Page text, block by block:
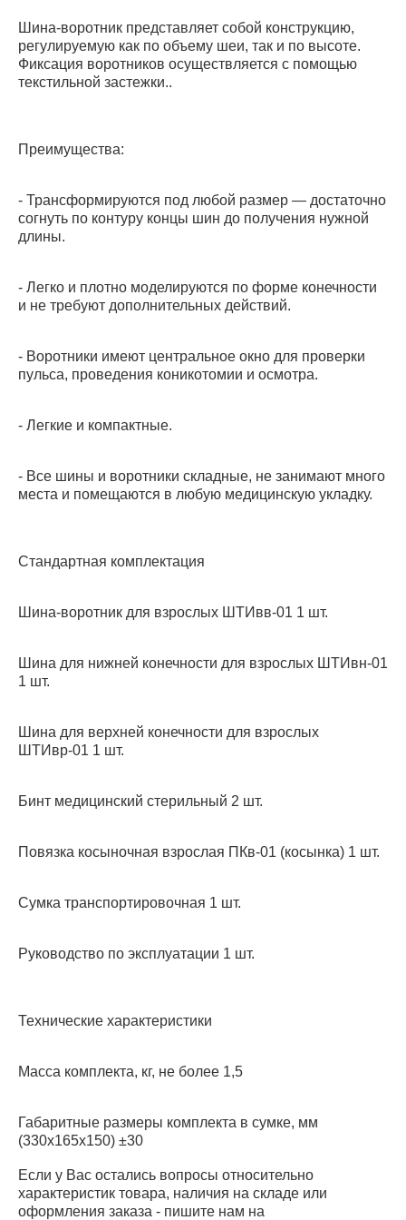
Шина-воротник представляет собой конструкцию,
регулируемую как по объему шеи, так и по высоте.
Фиксация воротников осуществляется с помощью
текстильной застежки..
Преимущества:
- Трансформируются под любой размер — достаточно
согнуть по контуру концы шин до получения нужной
длины.
- Легко и плотно моделируются по форме конечности
и не требуют дополнительных действий.
- Воротники имеют центральное окно для проверки
пульса, проведения коникотомии и осмотра.
- Легкие и компактные.
- Все шины и воротники складные, не занимают много
места и помещаются в любую медицинскую укладку.
Стандартная комплектация
Шина-воротник для взрослых ШТИвв-01 1 шт.
Шина для нижней конечности для взрослых ШТИвн-01
1 шт.
Шина для верхней конечности для взрослых
ШТИвр-01 1 шт.
Бинт медицинский стерильный 2 шт.
Повязка косыночная взрослая ПКв-01 (косынка) 1 шт.
Сумка транспортировочная 1 шт.
Руководство по эксплуатации 1 шт.
Технические характеристики
Масса комплекта, кг, не более 1,5
Габаритные размеры комплекта в сумке, мм
(330х165х150) ±30
Если у Вас остались вопросы относительно
характеристик товара, наличия на складе или
оформления заказа - пишите нам на